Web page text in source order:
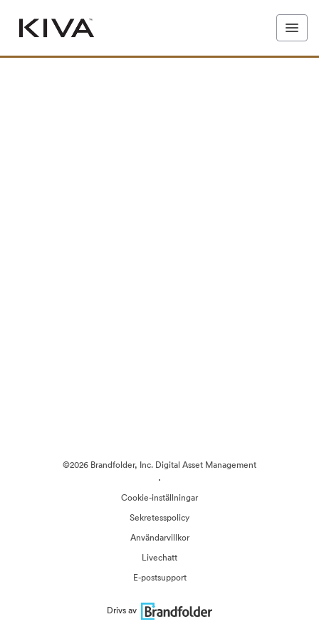
©2026 Brandfolder, Inc. Digital Asset Management
·
Cookie-inställningar
Sekretesspolicy
Användarvillkor
Livechatt
E-postsupport
Drivs av